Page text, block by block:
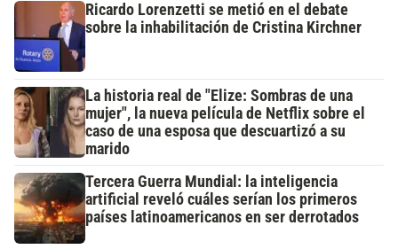
Ricardo Lorenzetti se metió en el debate
sobre la inhabilitación de Cristina Kirchner
La historia real de "Elize: Sombras de una
mujer", la nueva película de Netflix sobre el
caso de una esposa que descuartizó a su
marido
Tercera Guerra Mundial: la inteligencia
artificial reveló cuáles serían los primeros
países latinoamericanos en ser derrotados